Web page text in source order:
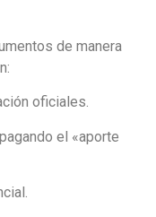
de manera
oficiales.
el «aporte